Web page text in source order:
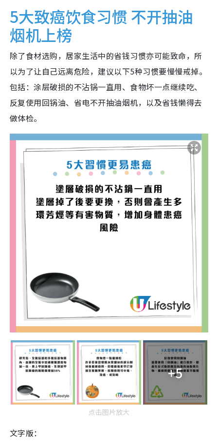
5大致癌饮食习惯 不开抽油
烟机上榜
除了食材选购，居家生活中的省钱习惯亦可能致命，所
以为了让自己远离危险，建议以下5种习惯要慢慢戒掉。
包括：涂层破损的不沾锅一直用、食物坏一点继续吃、
反复使用回锅油、省电不开抽油烟机，以及省钱懒得去
做体检。
+5
点击图片放大
文字版：